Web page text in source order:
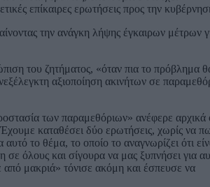
επίκαιρες ερωτήσεις προς την
την ανάγκη λήψης έγκαιρων μέτρων
του ζητήματος, «όταν πια το πρόβλημα
αξιοποίηση ακινήτων σε
των παραμεθόριων» ανέφερε αρχικά
καταθέσει δύο ερωτήσεις, χωρίς να
το θέμα, το οποίο το αναγνωρίζει ότι
όλους και σίγουρα να μας ξυπνήσει για
από μακριά» τόνισε ακόμη και έσπευσε να